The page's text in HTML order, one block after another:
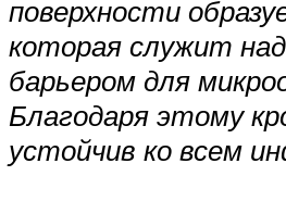
поверхности
которая служит
барьером для
Благодаря этому
устойчив ко всем